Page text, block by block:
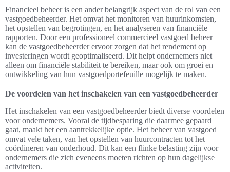
Financieel beheer is een ander belangrijk aspect van de rol van een
vastgoedbeheerder. Het omvat het monitoren van huurinkomsten,
het opstellen van begrotingen, en het analyseren van financiële
rapporten. Door een professioneel commercieel vastgoed beheer
kan de vastgoedbeheerder ervoor zorgen dat het rendement op
investeringen wordt geoptimaliseerd. Dit helpt ondernemers niet
alleen om financiële stabiliteit te bereiken, maar ook om groei en
ontwikkeling van hun vastgoedportefeuille mogelijk te maken.
De voordelen van het inschakelen van een vastgoedbeheerder
Het inschakelen van een vastgoedbeheerder biedt diverse voordelen
voor ondernemers. Vooral de tijdbesparing die daarmee gepaard
gaat, maakt het een aantrekkelijke optie. Het beheer van vastgoed
omvat vele taken, van het opstellen van huurcontracten tot het
coördineren van onderhoud. Dit kan een flinke belasting zijn voor
ondernemers die zich eveneens moeten richten op hun dagelijkse
activiteiten.